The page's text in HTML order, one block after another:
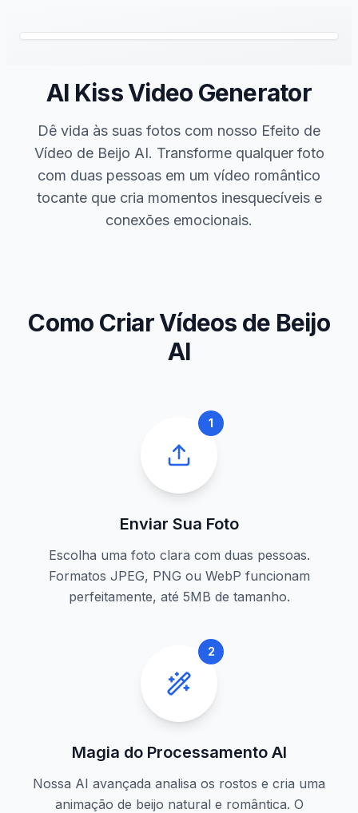
AI Kiss Video Generator
Dê vida às suas fotos com nosso Efeito de
Vídeo de Beijo AI. Transforme qualquer foto
com duas pessoas em um vídeo romântico
tocante que cria momentos inesquecíveis e
conexões emocionais.
Como Criar Vídeos de Beijo
AI
1
Enviar Sua Foto
Escolha uma foto clara com duas pessoas.
Formatos JPEG, PNG ou WebP funcionam
perfeitamente, até 5MB de tamanho.
2
Magia do Processamento AI
Nossa AI avançada analisa os rostos e cria uma
animação de beijo natural e romântica. O